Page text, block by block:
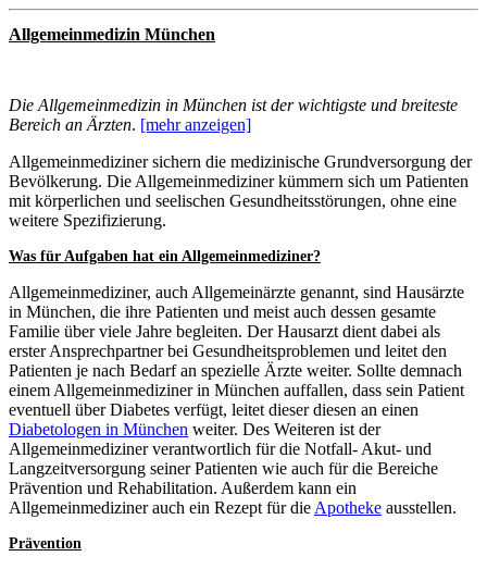
Allgemeinmedizin München
Die Allgemeinmedizin in München ist der wichtigste und breiteste
Bereich an Ärzten. [mehr anzeigen]
Allgemeinmediziner sichern die medizinische Grundversorgung der
Bevölkerung. Die Allgemeinmediziner kümmern sich um Patienten
mit körperlichen und seelischen Gesundheitsstörungen, ohne eine
weitere Spezifizierung.
Was für Aufgaben hat ein Allgemeinmediziner?
Allgemeinmediziner, auch Allgemeinärzte genannt, sind Hausärzte
in München, die ihre Patienten und meist auch dessen gesamte
Familie über viele Jahre begleiten. Der Hausarzt dient dabei als
erster Ansprechpartner bei Gesundheitsproblemen und leitet den
Patienten je nach Bedarf an spezielle Ärzte weiter. Sollte demnach
einem Allgemeinmediziner in München auffallen, dass sein Patient
eventuell über Diabetes verfügt, leitet dieser diesen an einen
Diabetologen in München weiter. Des Weiteren ist der
Allgemeinmediziner verantwortlich für die Notfall- Akut- und
Langzeitversorgung seiner Patienten wie auch für die Bereiche
Prävention und Rehabilitation. Außerdem kann ein
Allgemeinmediziner auch ein Rezept für die Apotheke ausstellen.
Prävention